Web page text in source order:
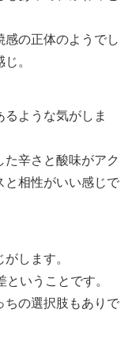
感の正体のようでし
。
ような気がしま
辛さと酸味がアク
と相性がいい感じで
します。
いうことです。
ちの選択肢もありで